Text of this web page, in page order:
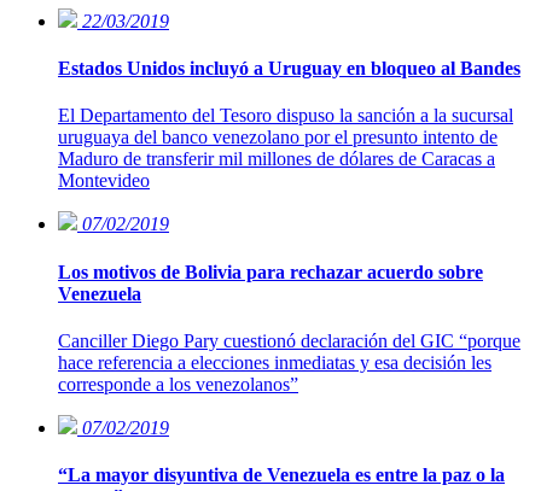
22/03/2019
Estados Unidos incluyó a Uruguay en bloqueo al Bandes
El Departamento del Tesoro dispuso la sanción a la sucursal
uruguaya del banco venezolano por el presunto intento de
Maduro de transferir mil millones de dólares de Caracas a
Montevideo
07/02/2019
Los motivos de Bolivia para rechazar acuerdo sobre
Venezuela
Canciller Diego Pary cuestionó declaración del GIC “porque
hace referencia a elecciones inmediatas y esa decisión les
corresponde a los venezolanos”
07/02/2019
“La mayor disyuntiva de Venezuela es entre la paz o la